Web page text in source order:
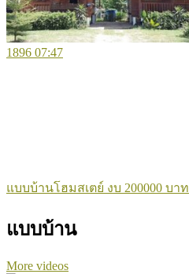
1896 07:47
แบบบ้านโฮมสเตย์ งบ 200000 บาท
แบบบ้าน
More videos